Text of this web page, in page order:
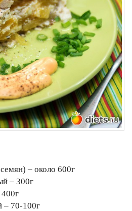
– около 600г
– 300г
– 70-100г